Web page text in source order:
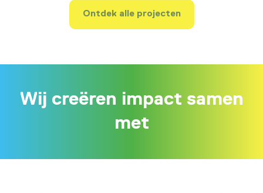
Ontdek alle projecten
Wij creëren impact samen
met